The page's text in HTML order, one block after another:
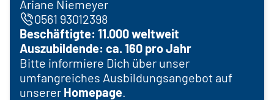
Ariane Niemeyer
0561 93012398
Beschäftigte: 11.000 weltweit
Auszubildende: ca. 160 pro Jahr
Bitte informiere Dich über unser
umfangreiches Ausbildungsangebot auf
unserer Homepage.